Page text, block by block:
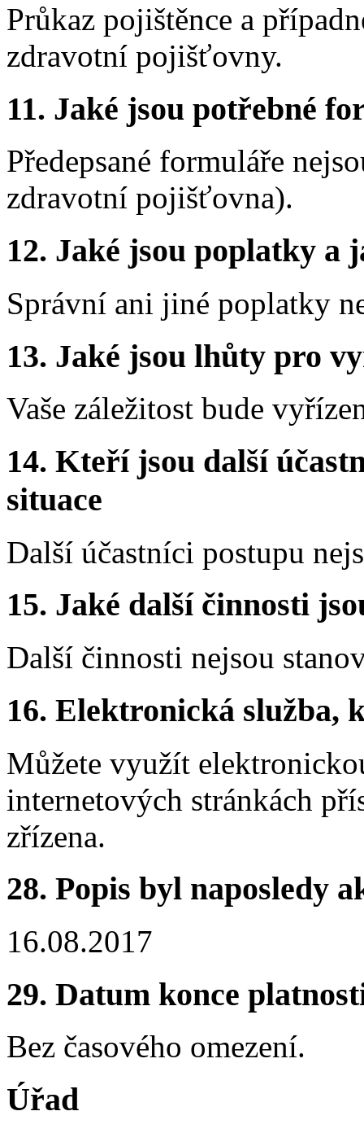
Průkaz pojištěnce a
zdravotní pojišťovny.
11. Jaké jsou potřebné
Předepsané formuláře
zdravotní pojišťovna).
12. Jaké jsou poplatky a
Správní ani jiné poplatky
13. Jaké jsou lhůty pro
Vaše záležitost bude
14. Kteří jsou další
situace
Další účastníci postupu
15. Jaké další činnosti
Další činnosti nejsou
16. Elektronická služba,
Můžete využít
internetových stránkách
zřízena.
28. Popis byl naposledy
16.08.2017
29. Datum konce
Bez časového omezení.
Úřad